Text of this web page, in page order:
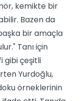
kemikte bir
Bazen da
bir amaçla
Tanı için
gibi çeşitli
Yurdoğlu,
örneklerinin